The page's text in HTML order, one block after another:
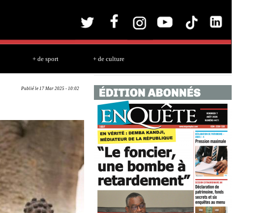
+ de sport + de culture
Publié le 17 Mar 2025 - 10:02